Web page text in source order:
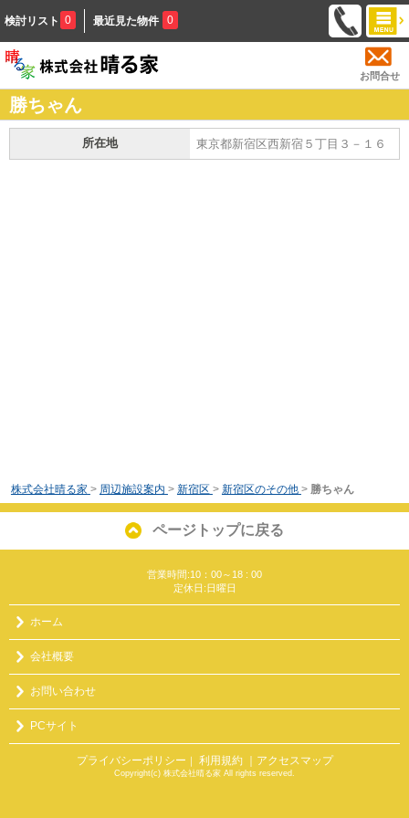
検討リスト 0 最近見た物件 0
お問合せ
勝ちゃん
所在地 東京都新宿区西新宿５丁目３－１６
株式会社晴る家 > 周辺施設案内 > 新宿区 > 新宿区のその他 > 勝ちゃん
ページトップに戻る
営業時間:10：00～18 : 00
定休日:日曜日
ホーム
会社概要
お問い合わせ
PCサイト
プライバシーポリシー ｜ 利用規約 ｜アクセスマップ
Copyright(c) 株式会社晴る家 All rights reserved.